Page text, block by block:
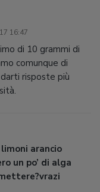
16:47
di 10 grammi di
comunque di
risposte più
arancio
un po’ di alga